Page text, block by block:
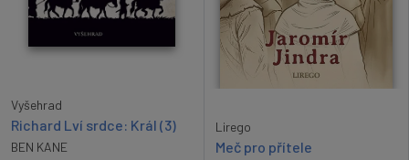
Vyšehrad
Richard Lví srdce: Král (3)
BEN KANE
Lirego
Meč pro přítele